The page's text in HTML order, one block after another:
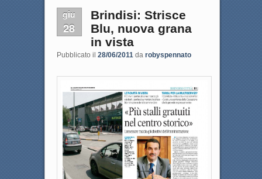
giu
28
Brindisi: Strisce
Blu, nuova grana
in vista
Pubblicato il 28/06/2011 da robyspennato